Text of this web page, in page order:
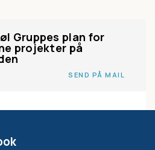
Gruppes plan for
projekter på
SEND PÅ MAIL